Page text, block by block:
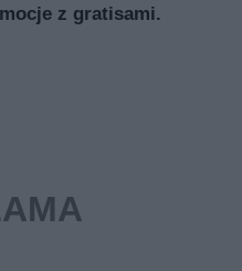
z gratisami.